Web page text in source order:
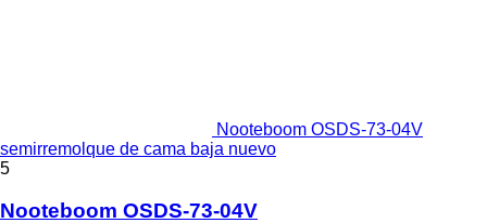
Nooteboom OSDS-73-04V
semirremolque de cama baja nuevo
5
Nooteboom OSDS-73-04V